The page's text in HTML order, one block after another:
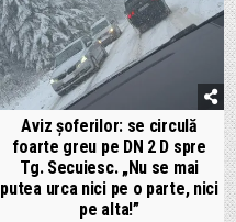
Aviz șoferilor: se circulă
foarte greu pe DN 2 D spre
Tg. Secuiesc. „Nu se mai
putea urca nici pe o parte, nici
pe alta!”